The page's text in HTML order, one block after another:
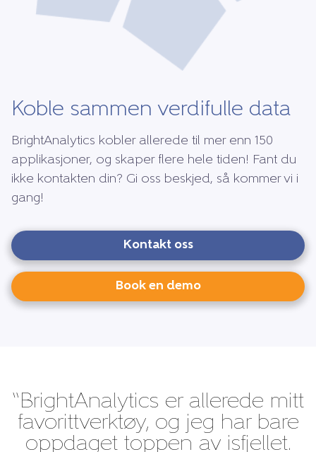
Koble sammen verdifulle data
BrightAnalytics kobler allerede til mer enn 150
applikasjoner, og skaper flere hele tiden! Fant du
ikke kontakten din? Gi oss beskjed, så kommer vi i
gang!
Kontakt oss
Book en demo
“BrightAnalytics er allerede mitt
favorittverktøy, og jeg har bare
oppdaget toppen av isfjellet.